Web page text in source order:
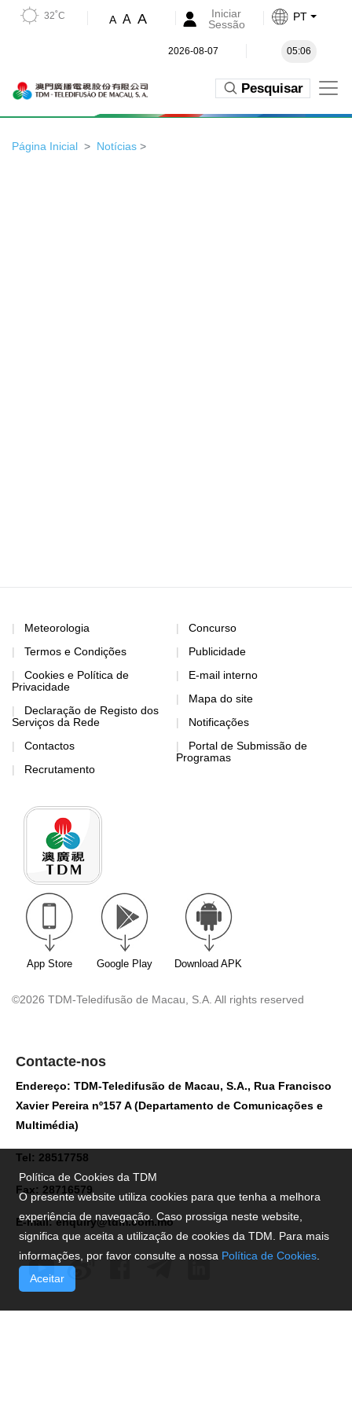
32˚C A A A
Iniciar
Sessão
PT
2026-08-07 05:06
Pesquisar
Página Inicial Notícias >
Meteorologia
Termos e Condições
Cookies e Política de
Privacidade
Declaração de Registo dos
Serviços da Rede
Contactos
Recrutamento
Concurso
Publicidade
E-mail interno
Mapa do site
Notificações
Portal de Submissão de
Programas
App Store Google Play Download APK
©2026 TDM-Teledifusão de Macau, S.A. All rights reserved
Contacte-nos
Endereço: TDM-Teledifusão de Macau, S.A., Rua Francisco
Xavier Pereira nº157 A (Departamento de Comunicações e
Multimédia)
Tel: 28517758
Fax: 28716579
E-mail:enquiry@tdm.com.mo
Política de Cookies da TDM
O presente website utiliza cookies para que tenha a melhora
experiência de navegação. Caso prossiga neste website,
significa que aceita a utilização de cookies da TDM. Para mais
informações, por favor consulte a nossa Política de Cookies
Aceitar